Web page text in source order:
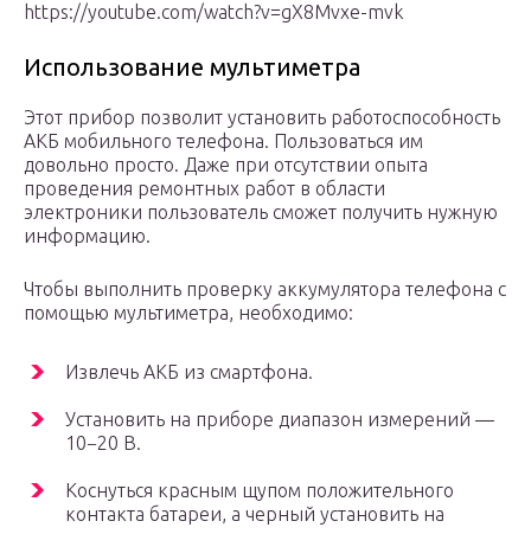
https://youtube.com/watch?v=gX8Mvxe-mvk
Использование мультиметра
Этот прибор позволит установить работоспособность
АКБ мобильного телефона. Пользоваться им
довольно просто. Даже при отсутствии опыта
проведения ремонтных работ в области
электроники пользователь сможет получить нужную
информацию.
Чтобы выполнить проверку аккумулятора телефона с
помощью мультиметра, необходимо:
Извлечь АКБ из смартфона.
Установить на приборе диапазон измерений —
10−20 В.
Коснуться красным щупом положительного
контакта батареи, а черный установить на